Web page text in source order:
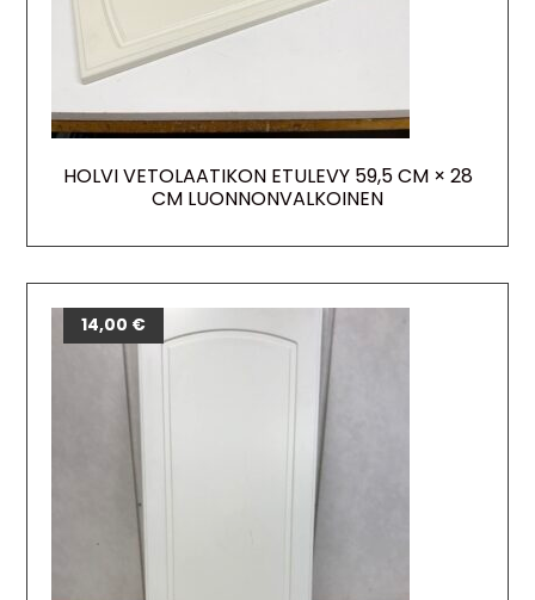
HOLVI VETOLAATIKON ETULEVY 59,5 CM × 28
CM LUONNONVALKOINEN
14,00 €